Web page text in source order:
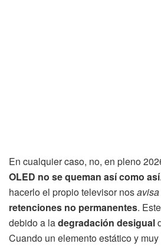
En cualquier caso, no, en pleno
OLED no se queman así como así
hacerlo el propio televisor nosavisa
retenciones no permanentes.
debido a ladegradación desigual
Cuando un elemento estático y